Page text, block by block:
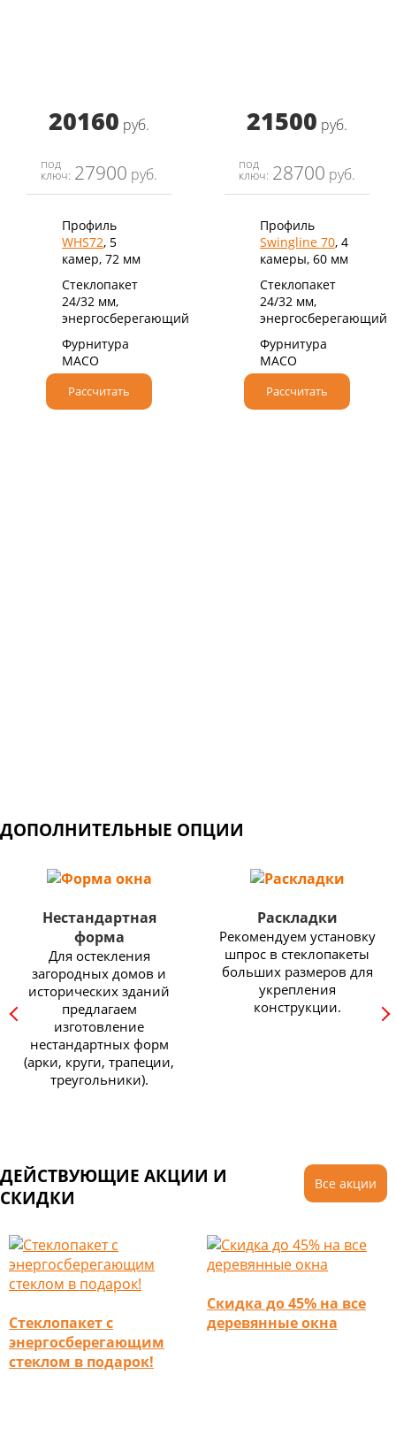
20160 руб.
под
ключ: 27900 руб.
Профиль
WHS72, 5
камер, 72 мм
Стеклопакет
24/32 мм,
энергосберегающий
Фурнитура
MACO
Рассчитать
21500 руб.
под
ключ: 28700 руб.
Профиль
Swingline 70, 4
камеры, 60 мм
Стеклопакет
24/32 мм,
энергосберегающий
Фурнитура
MACO
Рассчитать
ДОПОЛНИТЕЛЬНЫЕ ОПЦИИ
Нестандартная
форма
Для остекления
загородных домов и
исторических зданий
предлагаем
изготовление
нестандартных форм
(арки, круги, трапеции,
треугольники).
Раскладки
Рекомендуем установку
шпрос в стеклопакеты
больших размеров для
укрепления
конструкции.
Все акции
ДЕЙСТВУЮЩИЕ АКЦИИ И
СКИДКИ
Стеклопакет с
энергосберегающим
стеклом в подарок!
Скидка до 45% на все
деревянные окна